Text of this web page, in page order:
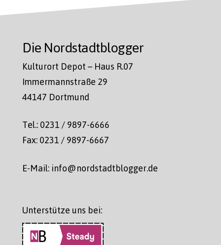
Die Nordstadtblogger
Kulturort Depot – Haus R.07
Immermannstraße 29
44147 Dortmund
Tel.: 0231 / 9897-6666
Fax: 0231 / 9897-6667
E-Mail: info@nordstadtblogger.de
Unterstütze uns bei: